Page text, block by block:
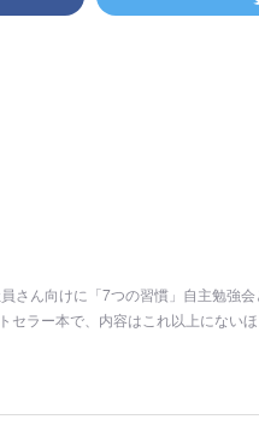
さん向けに「7つの習慣」自主勉強
セラー本で、内容はこれ以上にない